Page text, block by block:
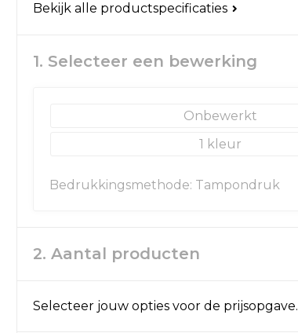
Bekijk alle productspecificaties
1. Selecteer een bewerking
Onbewerkt
1
Bedrukkingsmethode: Tampondruk
2. Aantal producten
Selecteer jouw opties voor de prijsopgave.